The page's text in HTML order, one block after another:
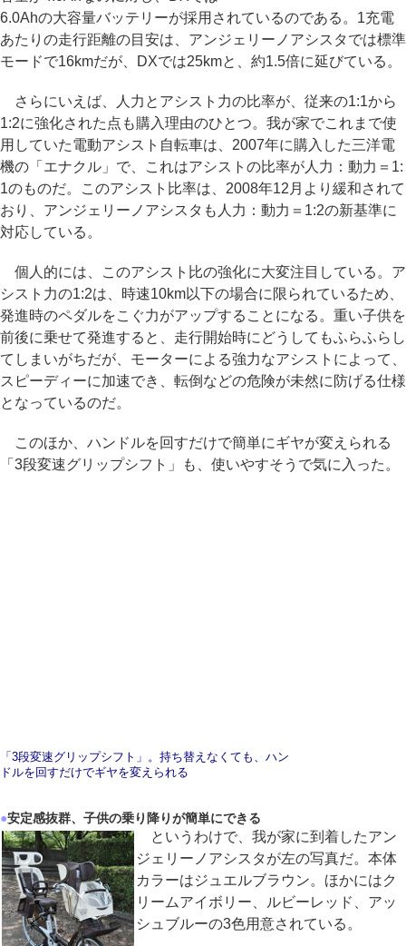
6.0Ahの大容量バッテリーが採用されているのである。1充電
あたりの走行距離の目安は、アンジェリーノアシスタでは標準
モードで16kmだが、DXでは25kmと、約1.5倍に延びている。
さらにいえば、人力とアシスト力の比率が、従来の1:1から
1:2に強化された点も購入理由のひとつ。我が家でこれまで使
用していた電動アシスト自転車は、2007年に購入した三洋電
機の「エナクル」で、これはアシストの比率が人力：動力＝1:
1のものだ。このアシスト比率は、2008年12月より緩和されて
おり、アンジェリーノアシスタも人力：動力＝1:2の新基準に
対応している。
個人的には、このアシスト比の強化に大変注目している。ア
シスト力の1:2は、時速10km以下の場合に限られているため、
発進時のペダルをこぐ力がアップすることになる。重い子供を
前後に乗せて発進すると、走行開始時にどうしてもふらふらし
てしまいがちだが、モーターによる強力なアシストによって、
スピーディーに加速でき、転倒などの危険が未然に防げる仕様
となっているのだ。
このほか、ハンドルを回すだけで簡単にギヤが変えられる
「3段変速グリップシフト」も、使いやすそうで気に入った。
「3段変速グリップシフト」。持ち替えなくても、ハン
ドルを回すだけでギヤを変えられる
●安定感抜群、子供の乗り降りが簡単にできる
というわけで、我が家に到着したアン
ジェリーノアシスタが左の写真だ。本体
カラーはジュエルブラウン。ほかにはク
リームアイボリー、ルビーレッド、アッ
シュブルーの3色用意されている。